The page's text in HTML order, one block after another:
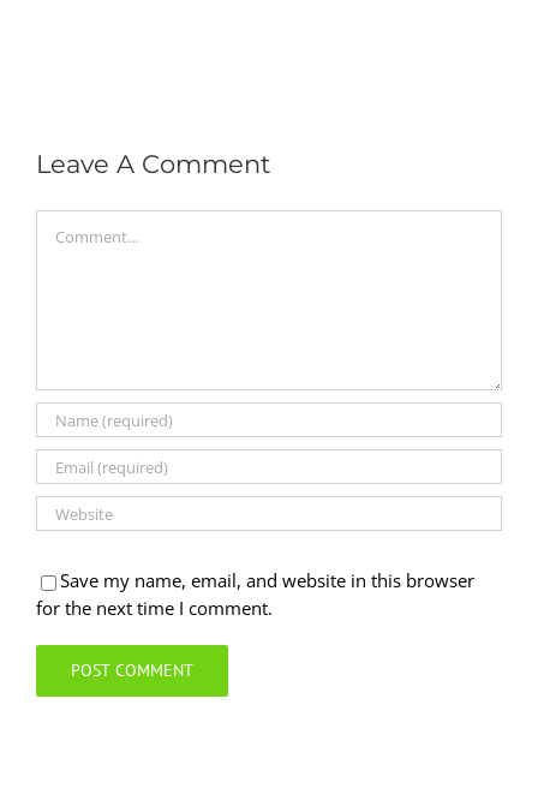
Leave A Comment
Save my name, email, and website in this browser
for the next time I comment.